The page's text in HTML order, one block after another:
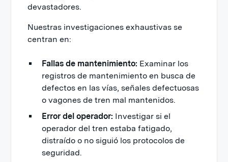
devastadores.
Nuestras investigaciones exhaustivas se
centran en:
Fallas de mantenimiento: Examinar los
registros de mantenimiento en busca de
defectos en las vías, señales defectuosas
o vagones de tren mal mantenidos.
Error del operador: Investigar si el
operador del tren estaba fatigado,
distraído o no siguió los protocolos de
seguridad.